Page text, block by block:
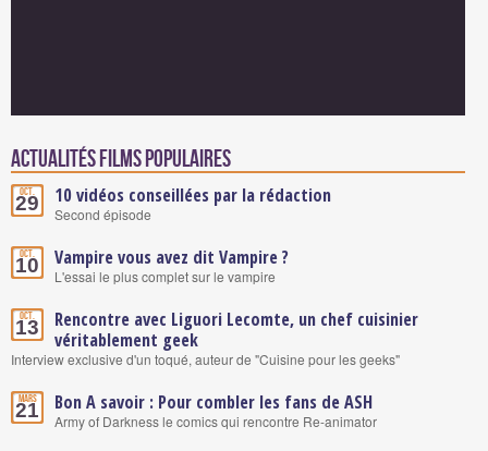
Actualités Films populaires
Oct.
29 10 vidéos conseillées par la rédaction
Second épisode
Oct.
10 Vampire vous avez dit Vampire ?
L'essai le plus complet sur le vampire
Oct.
13
Rencontre avec Liguori Lecomte, un chef cuisinier
véritablement geek
Interview exclusive d'un toqué, auteur de "Cuisine pour les geeks"
Mars
21 Bon A savoir : Pour combler les fans de ASH
Army of Darkness le comics qui rencontre Re-animator